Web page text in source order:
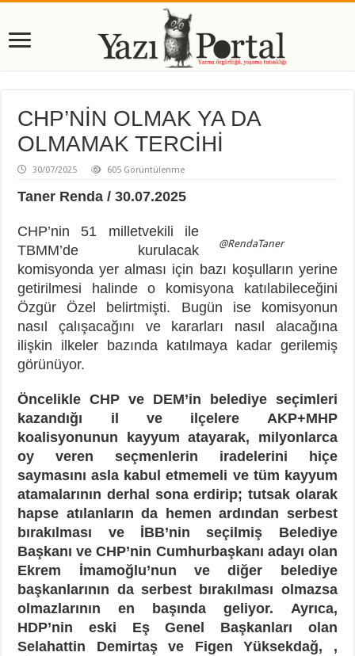
CHP’NİN OLMAK YA DA
OLMAMAK TERCİHİ
30/07/2025 605 Görüntülenme
Taner Renda / 30.07.2025
@RendaTaner
CHP’nin 51 milletvekili ile
TBMM’de kurulacak
komisyonda yer alması için bazı koşulların yerine
getirilmesi halinde o komisyona katılabileceğini
Özgür Özel belirtmişti. Bugün ise komisyonun
nasıl çalışacağını ve kararları nasıl alacağına
ilişkin ilkeler bazında katılmaya kadar gerilemiş
görünüyor.
Öncelikle CHP ve DEM’in belediye seçimleri
kazandığı il ve ilçelere AKP+MHP
koalisyonunun kayyum atayarak, milyonlarca
oy veren seçmenlerin iradelerini hiçe
saymasını asla kabul etmemeli ve tüm kayyum
atamalarının derhal sona erdirip; tutsak olarak
hapse atılanların da hemen ardından serbest
bırakılması ve İBB’nin seçilmiş Belediye
Başkanı ve CHP’nin Cumhurbaşkanı adayı olan
Ekrem İmamoğlu’nun ve diğer belediye
başkanlarının da serbest bırakılması olmazsa
olmazlarının en başında geliyor.
Ayrıca,
HDP’nin eski Eş Genel Başkanları olan
Selahattin Demirtaş ve Figen Yüksekdağ, ,